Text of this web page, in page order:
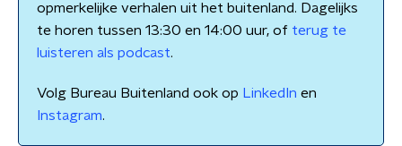
opmerkelijke verhalen uit het buitenland. Dagelijks
te horen tussen 13:30 en 14:00 uur, of terug te
luisteren als podcast.
Volg Bureau Buitenland ook op LinkedIn en
Instagram.